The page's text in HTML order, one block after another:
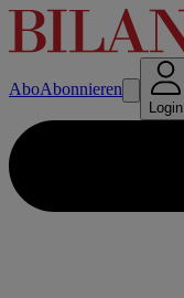
AboAbonnieren
Login